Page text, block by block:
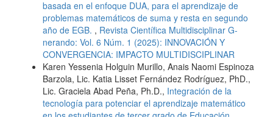
basada en el enfoque DUA, para el aprendizaje de
problemas matemáticos de suma y resta en segundo
año de EGB. , Revista Científica Multidisciplinar G-
nerando: Vol. 6 Núm. 1 (2025): INNOVACIÓN Y
CONVERGENCIA: IMPACTO MULTIDISCIPLINAR
Karen Yessenia Holguin Murillo, Anais Naomi Espinoza
Barzola, Lic. Katia Lisset Fernández Rodríguez, PhD.,
Lic. Graciela Abad Peña, Ph.D., Integración de la
tecnología para potenciar el aprendizaje matemático